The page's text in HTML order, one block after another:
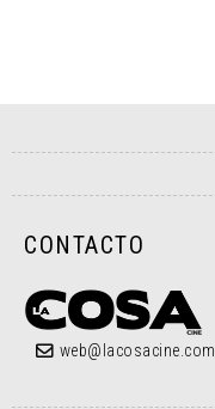
CONTACTO
web@lacosacine.com